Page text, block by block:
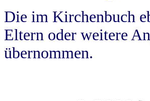
Die im Kirchenbuch
Eltern oder weitere
übernommen.